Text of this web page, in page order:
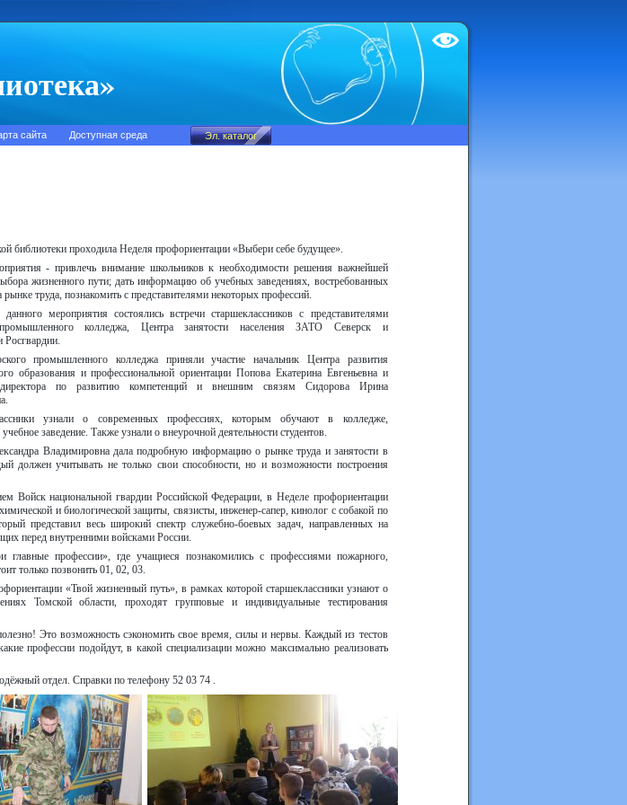
Test
сайта Доступная среда
библиотеки проходила Неделя профориентации «Выбери себе будущее».
- привлечь внимание школьников к необходимости решения важнейшей
жизненного пути; дать информацию об учебных заведениях, востребованных
рынке труда, познакомить с представителями некоторых профессий.
мероприятия состоялись встречи старшеклассников с представителями
колледжа, Центра занятости населения ЗАТО Северск и
Росгвардии.
промышленного колледжа приняли участие начальник Центра развития
образования и профессиональной ориентации Попова Екатерина Евгеньевна и
директора по развитию компетенций и внешним связям Сидорова Ирина
узнали о современных профессиях, которым обучают в колледже,
заведение. Также узнали о внеурочной деятельности студентов.
Владимировна дала подробную информацию о рынке труда и занятости в
должен учитывать не только свои способности, но и возможности построения
Войск национальной гвардии Российской Федерации, в Неделе профориентации
и биологической защиты, связисты, инженер-сапер, кинолог с собакой по
представил весь широкий спектр служебно-боевых задач, направленных на
перед внутренними войсками России.
профессии», где учащиеся познакомились с профессиями пожарного,
только позвонить 01, 02, 03.
«Твой жизненный путь», в рамках которой старшеклассники узнают о
Томской области, проходят групповые и индивидуальные тестирования
Это возможность сэкономить свое время, силы и нервы. Каждый из тестов
профессии подойдут, в какой специализации можно максимально реализовать
отдел. Справки по телефону 52 03 74 .